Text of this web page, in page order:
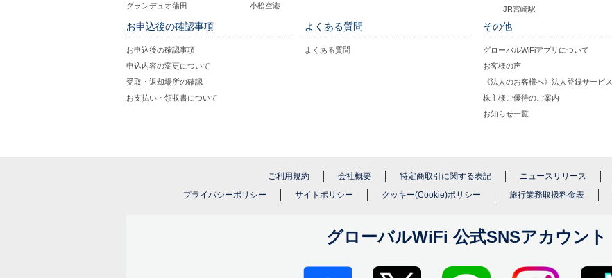
グランデュオ蒲田
小松空港
JR宮崎駅
お申込後の確認事項
お申込後の確認事項
申込内容の変更について
受取・返却場所の確認
お支払い・領収書について
よくある質問
よくある質問
その他
グローバルWiFiアプリについて
お客様の声
《法人のお客様へ》法人登録サービス
株主様ご優待のご案内
お知らせ一覧
ご利用規約 会社概要 特定商取引に関する表記 ニュースリリース
プライバシーポリシー
サイトポリシー クッキー(Cookie)ポリシー 旅行業務取扱料金表
グローバルWiFi 公式SNSアカウント